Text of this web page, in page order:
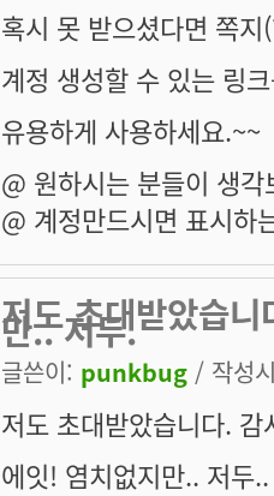
혹시 못 받으셨다면 쪽지
계정 생성할 수 있는 링
유용하게 사용하세요.~~
@ 원하시는 분들이 생
@ 계정만드시면 표시하
저도 초대받았습
만.. 저두.
글쓴이: punkbug / 작성
저도 초대받았습니다. 감
에잇! 염치없지만.. 저두..